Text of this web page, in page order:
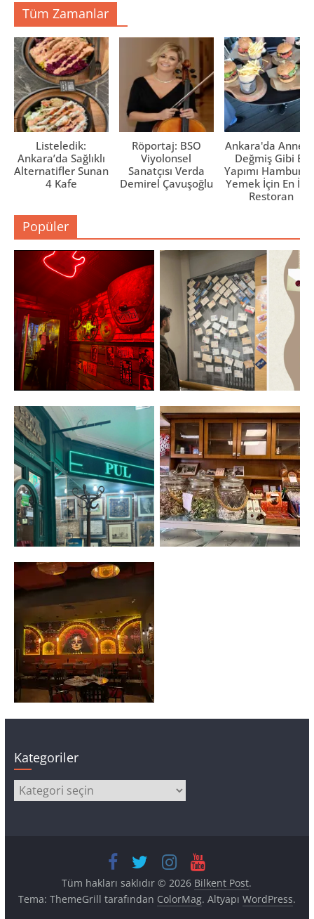
Tüm Zamanlar
Listeledik:
Ankara’da Sağlıklı
Alternatifler Sunan
4 Kafe
Röportaj: BSO
Viyolonsel
Sanatçısı Verda
Demirel Çavuşoğlu
Ankara'da Anne
Değmiş Gibi Ev
Yapımı
Yemek İçin En İyi
Restoran
Popüler
Kategoriler
Kategoriler
Tüm hakları saklıdır © 2026 Bilkent Post.
Tema: ThemeGrill tarafından ColorMag. Altyapı WordPress.